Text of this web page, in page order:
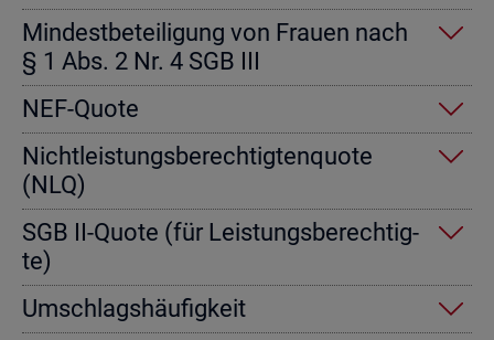
Min­dest­be­tei­li­gung von Frau­en nach
§ 1 Abs. 2 Nr. 4 SGB III
NEF-Quote
Nicht­leis­tungs­be­rech­tig­ten­quo­te
(NLQ)
SGB II-Quote (für Leis­tungs­be­rech­tig­
te)
Um­schlags­häu­fig­keit